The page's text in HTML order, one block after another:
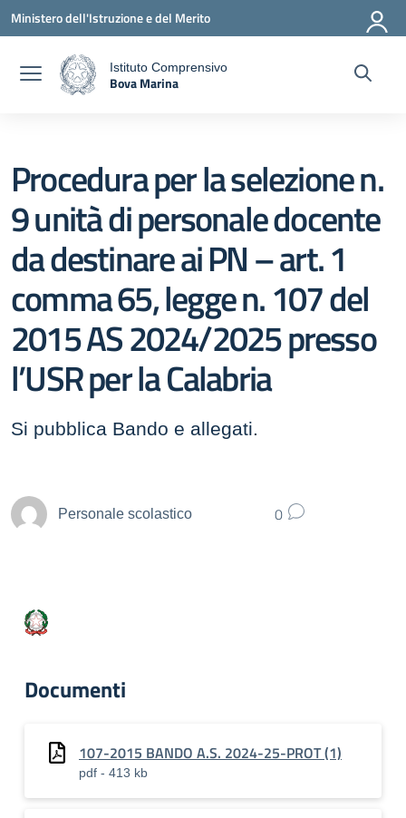
Vai ai contenuti
Vai al menu di navigazione
Vai al footer
Ministero dell'Istruzione e del Merito
Istituto Comprensivo
Bova Marina
Procedura per la selezione n.
9 unità di personale docente
da destinare ai PN – art. 1
comma 65, legge n. 107 del
2015 AS 2024/2025 presso
l’USR per la Calabria
Si pubblica Bando e allegati.
Personale scolastico 0
Documenti
107-2015 BANDO A.S. 2024-25-PROT (1)
pdf - 413 kb